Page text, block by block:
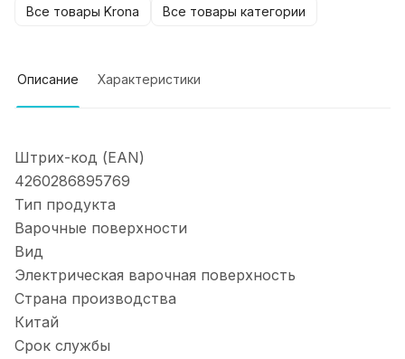
Все товары Krona Все товары категории
Описание Характеристики
Штрих-код (EAN)
4260286895769
Тип продукта
Варочные поверхности
Вид
Электрическая варочная поверхность
Страна производства
Китай
Срок службы